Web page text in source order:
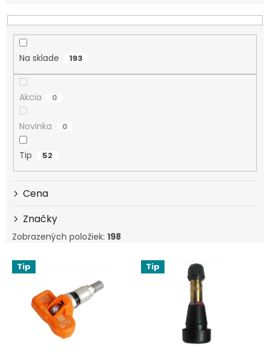
Na sklade 193
Akcia 0
Novinka 0
Tip 52
Cena
Značky
Zobrazených položiek: 198
Výpis produktov
Tip Tip